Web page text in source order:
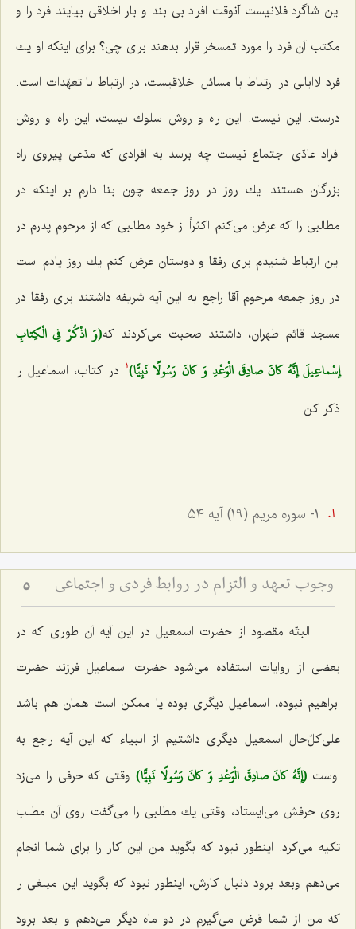
این شاگرد فلانیست آنوقت افراد بی بند و بار اخلاقی بیایند فرد را و
مكتب آن فرد را مورد تمسخر قرار بدهند برای چی؟ برای اینكه او یك
فرد لاابالی در ارتباط با مسائل اخلاقیست، در ارتباط با تعهّدات است.
درست. این نیست. این راه و روش سلوك نیست، این راه و روش
افراد عادّی اجتماع نیست چه برسد به افرادی كه مدّعی پیروی راه
بزرگان هستند. یك روز در روز جمعه چون بنا دارم بر اینكه در
مطالبی را كه عرض می‌كنم اكثراً از خود مطالبی كه از مرحوم پدرم در
این ارتباط شنیدم برای رفقا و دوستان عرض كنم یك روز یادم است
در روز جمعه مرحوم آقا راجع به این آیه شریفه داشتند برای رفقا در
مسجد قائم طهران، داشتند صحبت می‌كردند كه‌(وَ اذْكُرْ فِي الْكِتابِ
إِسْماعِيلَ إِنَّهُ كانَ صادِقَ الْوَعْدِ وَ كانَ رَسُولًا نَبِيًّا)1
در كتاب، اسماعیل را
ذكر كن.
١- سوره مريم (١٩) آيه ٥٤
وجوب تعهد و التزام در روابط فردى و اجتماعى 5
البتّه مقصود از حضرت اسمعیل در این آیه آن طوری كه در
بعضی از روایات استفاده می‌شود حضرت اسماعیل فرزند حضرت
ابراهیم نبوده، اسماعیل دیگری بوده یا ممكن است همان هم باشد
علی‌كلّ‌حال اسمعیل دیگری داشتیم از انبیاء كه این آیه راجع به
اوست‌ (إِنَّهُ كانَ صادِقَ الْوَعْدِ وَ كانَ رَسُولًا نَبِيًّا) وقتی كه حرفی را می‌زد
روی حرفش می‌ایستاد، وقتی یك مطلبی را می‌گفت روی آن مطلب
تكیه می‌كرد. اینطور نبود كه بگوید من این كار را برای شما انجام
می‌دهم وبعد برود دنبال كارش، اینطور نبود كه بگوید این مبلغی را
كه من از شما قرض می‌گیرم در دو ماه دیگر می‌دهم و بعد برود